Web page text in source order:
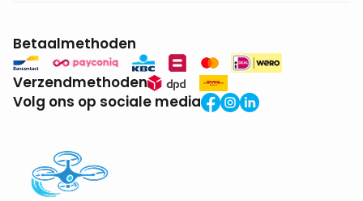
Betaalmethoden
Verzendmethoden
Volg ons op sociale media